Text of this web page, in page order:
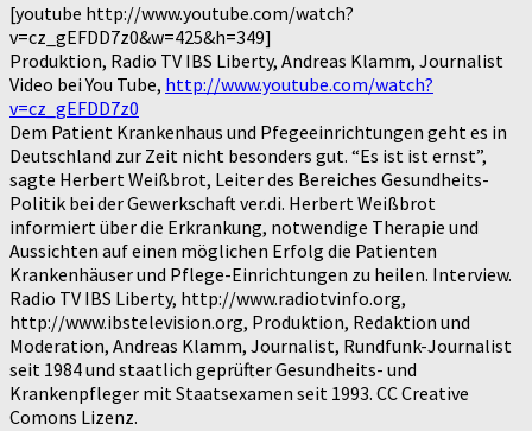
[youtube http://www.youtube.com/watch?
v=cz_gEFDD7z0&w=425&h=349]
Produktion, Radio TV IBS Liberty, Andreas Klamm, Journalist
Video bei You Tube, http://www.youtube.com/watch?
v=cz_gEFDD7z0
Dem Patient Krankenhaus und Pfegeeinrichtungen geht es in
Deutschland zur Zeit nicht besonders gut. “Es ist ist ernst”,
sagte Herbert Weißbrot, Leiter des Bereiches Gesundheits-
Politik bei der Gewerkschaft ver.di. Herbert Weißbrot
informiert über die Erkrankung, notwendige Therapie und
Aussichten auf einen möglichen Erfolg die Patienten
Krankenhäuser und Pflege-Einrichtungen zu heilen. Interview.
Radio TV IBS Liberty, http://www.radiotvinfo.org,
http://www.ibstelevision.org, Produktion, Redaktion und
Moderation, Andreas Klamm, Journalist, Rundfunk-Journalist
seit 1984 und staatlich geprüfter Gesundheits- und
Krankenpfleger mit Staatsexamen seit 1993. CC Creative
Comons Lizenz.